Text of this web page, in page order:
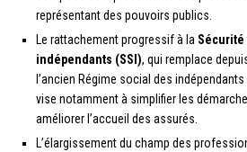
représentant des pouvoirs publics.
Le rattachement progressif à la
indépendants (SSI), qui remplace
l’ancien Régime social des
vise notamment à simplifier les
améliorer l’accueil des assurés.
L’élargissement du champ des